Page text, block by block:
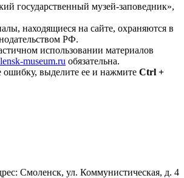
государственный музей-заповедник»,
находящиеся на сайте, охраняются в
РФ.
использовании материалов
museum.ru обязательна.
ошибку, выделите ее и нажмите Ctrl +
Смоленск, ул. Коммунистическая, д. 4